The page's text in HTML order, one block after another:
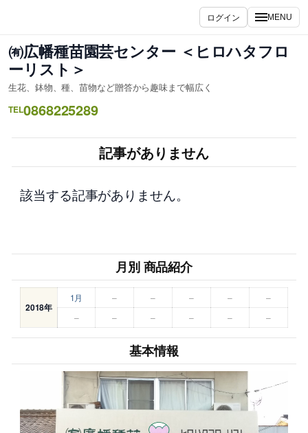
を
ス
キ
ッ
プ
ログイン MENU
㈲広幡種苗園芸センター ＜ヒロハタフロ
ーリスト＞
生花、鉢物、種、苗物など贈答から趣味まで幅広く
TEL0868225289
記事がありません
該当する記事がありません。
月別 商品紹介
2018年
1月 – – – –
–
–
– – – – –
基本情報